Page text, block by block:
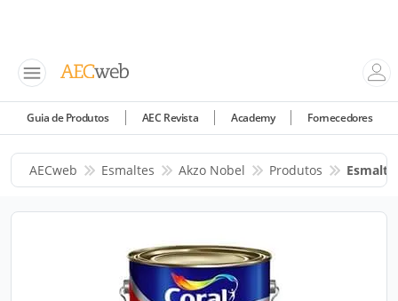
Guia de Produtos AEC Revista Academy Fornecedores
AECweb Esmaltes Akzo Nobel Produtos